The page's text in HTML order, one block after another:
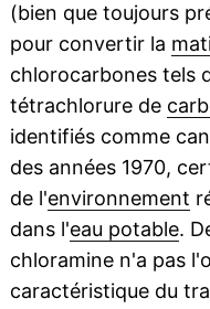
(bien que toujours
pour convertir la
chlorocarbones tels
tétrachlorure de
identifiés comme
des années 1970,
de l'environnement
dans l'eau potable.
chloramine n'a pas
caractéristique du